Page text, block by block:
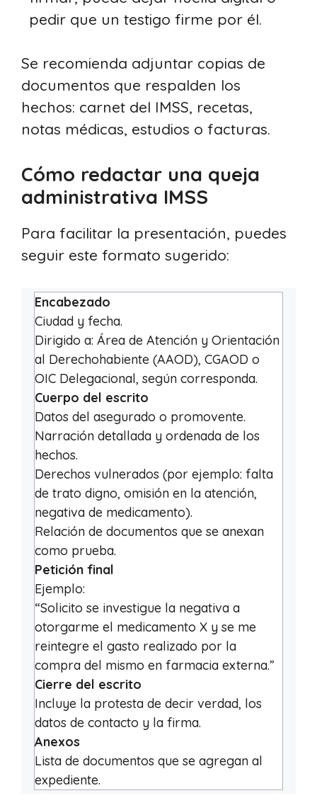
pedir que un testigo firme por él.
Se recomienda adjuntar copias de
documentos que respalden los
hechos: carnet del IMSS, recetas,
notas médicas, estudios o facturas.
Cómo redactar una queja
administrativa IMSS
Para facilitar la presentación, puedes
seguir este formato sugerido:
Encabezado
Ciudad y fecha.
Dirigido a: Área de Atención y Orientación
al Derechohabiente (AAOD), CGAOD o
OIC Delegacional, según corresponda.
Cuerpo del escrito
Datos del asegurado o promovente.
Narración detallada y ordenada de los
hechos.
Derechos vulnerados (por ejemplo: falta
de trato digno, omisión en la atención,
negativa de medicamento).
Relación de documentos que se anexan
como prueba.
Petición final
Ejemplo:
“Solicito se investigue la negativa a
otorgarme el medicamento X y se me
reintegre el gasto realizado por la
compra del mismo en farmacia externa.”
Cierre del escrito
Incluye la protesta de decir verdad, los
datos de contacto y la firma.
Anexos
Lista de documentos que se agregan al
expediente.